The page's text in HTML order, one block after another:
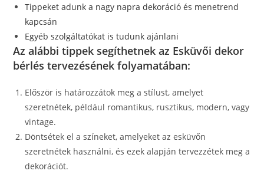
Tippeket adunk a nagy napra dekoráció és menetrend
kapcsán
Egyéb szolgáltatókat is tudunk ajánlani
Az alábbi tippek segíthetnek az Esküvői dekor
bérlés tervezésének folyamatában:
Először is határozzátok meg a stílust, amelyet
szeretnétek, például romantikus, rusztikus, modern, vagy
vintage.
Döntsétek el a színeket, amelyeket az esküvőn
szeretnétek használni, és ezek alapján tervezzétek meg a
dekorációt.